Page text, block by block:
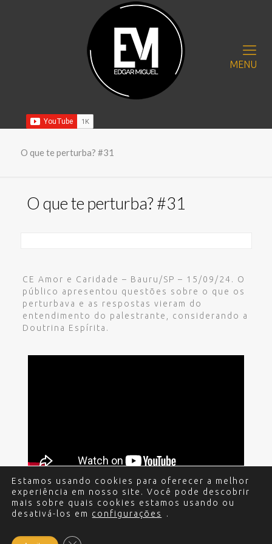
MENU
O que te perturba? #31
O que te perturba? #31
CE Amor e Caridade – Bauru/SP – 15/09/24. O
público apresentou questões sobre o que os
perturbava e as respostas vieram do
entendimento do palestrante, considerando a
Doutrina Espírita.
© 2017 - 2024 Edgar Miguel. Todos os direitos
Desenvolvimento do site: Alex Sanches
Estamos usando cookies para oferecer a melhor
experiência em nosso site. Você pode descobrir
mais sobre quais cookies estamos usando ou
desativá-los em configurações .